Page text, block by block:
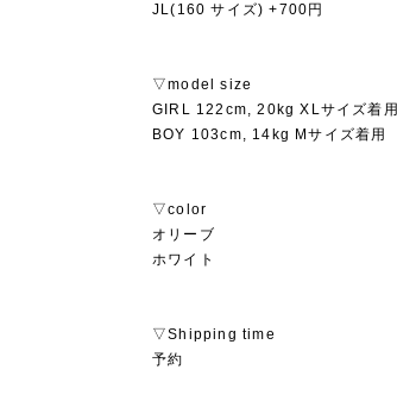
JL(160 サイズ) +700円
▽model size
GIRL 122cm, 20kg XLサイズ着用
BOY 103cm, 14kg Mサイズ着用
▽color
オリーブ
ホワイト
▽Shipping time
予約